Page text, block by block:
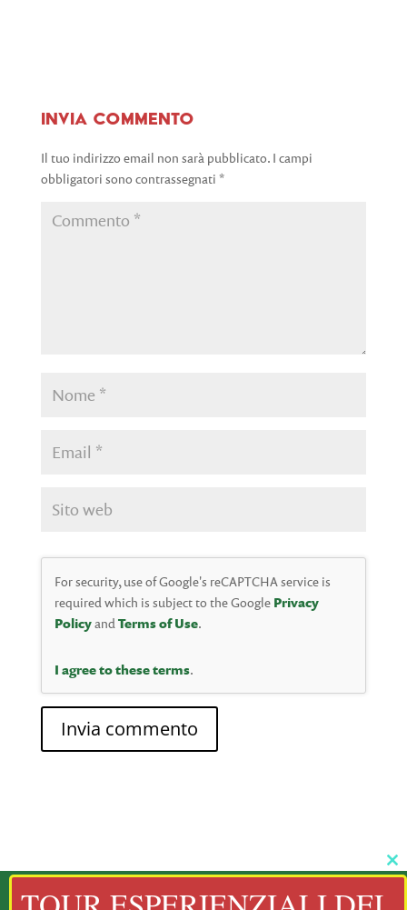
Invia commento
Il tuo indirizzo email non sarà pubblicato. I campi
obbligatori sono contrassegnati *
For security, use of Google's reCAPTCHA service is
required which is subject to the Google Privacy
Policyand Terms of Use.
I agree to these terms.